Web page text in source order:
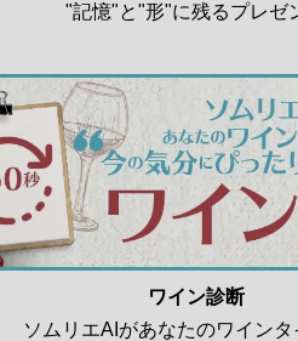
"記憶"と"形"に残るプレゼ
ワイン診断
ソムリエAIがあなたのワインタ